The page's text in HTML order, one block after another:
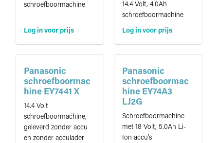
schroefboormachine
Log in voor prijs
14.4 Volt, 4.0Ah
schroefboormachine
Log in voor prijs
Panasonic
schroefboormac
hine EY7441 X
14.4 Volt
schroefboormachine,
geleverd zonder accu
en zonder acculader
Panasonic
schroefboormac
hine EY74A3
LJ2G
Schroefboormachine
met 18 Volt, 5.0Ah Li-
Ion accu's